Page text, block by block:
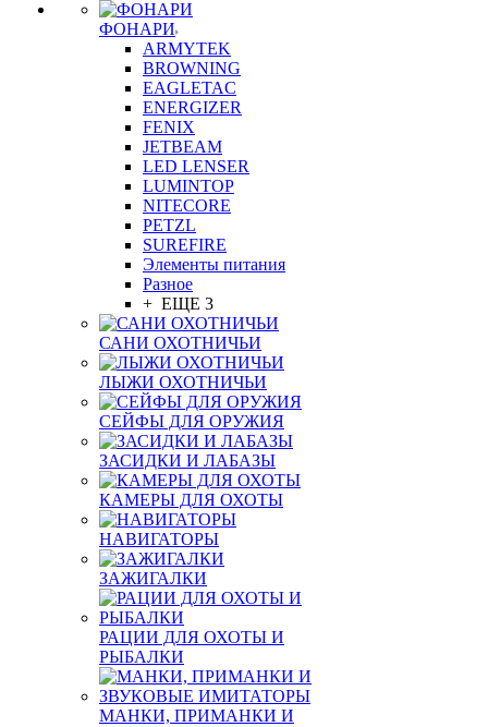
ФОНАРИ
ARMYTEK
BROWNING
EAGLETAC
ENERGIZER
FENIX
JETBEAM
LED LENSER
LUMINTOP
NITECORE
PETZL
SUREFIRE
Элементы питания
Разное
+ ЕЩЕ 3
САНИ ОХОТНИЧЬИ
ЛЫЖИ ОХОТНИЧЬИ
СЕЙФЫ ДЛЯ ОРУЖИЯ
ЗАСИДКИ И ЛАБАЗЫ
КАМЕРЫ ДЛЯ ОХОТЫ
НАВИГАТОРЫ
ЗАЖИГАЛКИ
РАЦИИ ДЛЯ ОХОТЫ И
РЫБАЛКИ
МАНКИ, ПРИМАНКИ И